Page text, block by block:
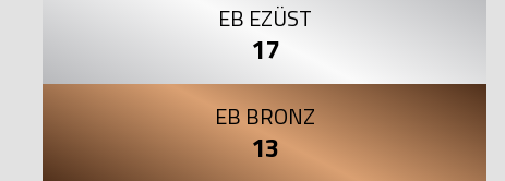
EB EZÜST
17
EB BRONZ
13